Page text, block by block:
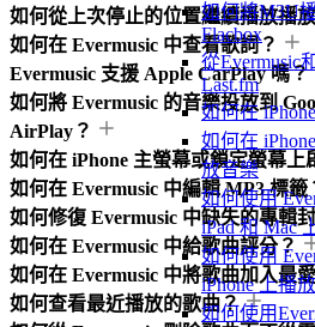
如何將M3U
Flacbox
從Evermusic
Last.fm
如何在
如何在
放音樂
如何使用
iPad 和 Mac
如何使用
iPhone 上播
如何使用
如何從上次停止的位置繼續播放播
如何在 Evermusic 中查看歌詞？
Evermusic 支援 Apple CarPlay 嗎？
如何將 Evermusic 的音樂投放到
AirPlay？
如何在 iPhone 主螢幕或鎖定螢幕上
如何在 Evermusic 中編輯 MP3 標籤
如何修復 Evermusic 中缺失的專輯
如何在 Evermusic 中給歌曲評分？
如何在 Evermusic 中將歌曲加入最
如何查看最近播放的歌曲？